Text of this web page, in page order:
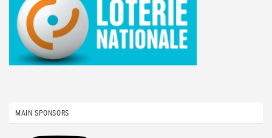
MAIN SPONSORS